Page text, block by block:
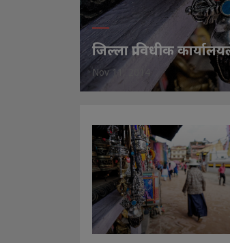
जिल्ला प्राविधीक
Nov 11, 2014